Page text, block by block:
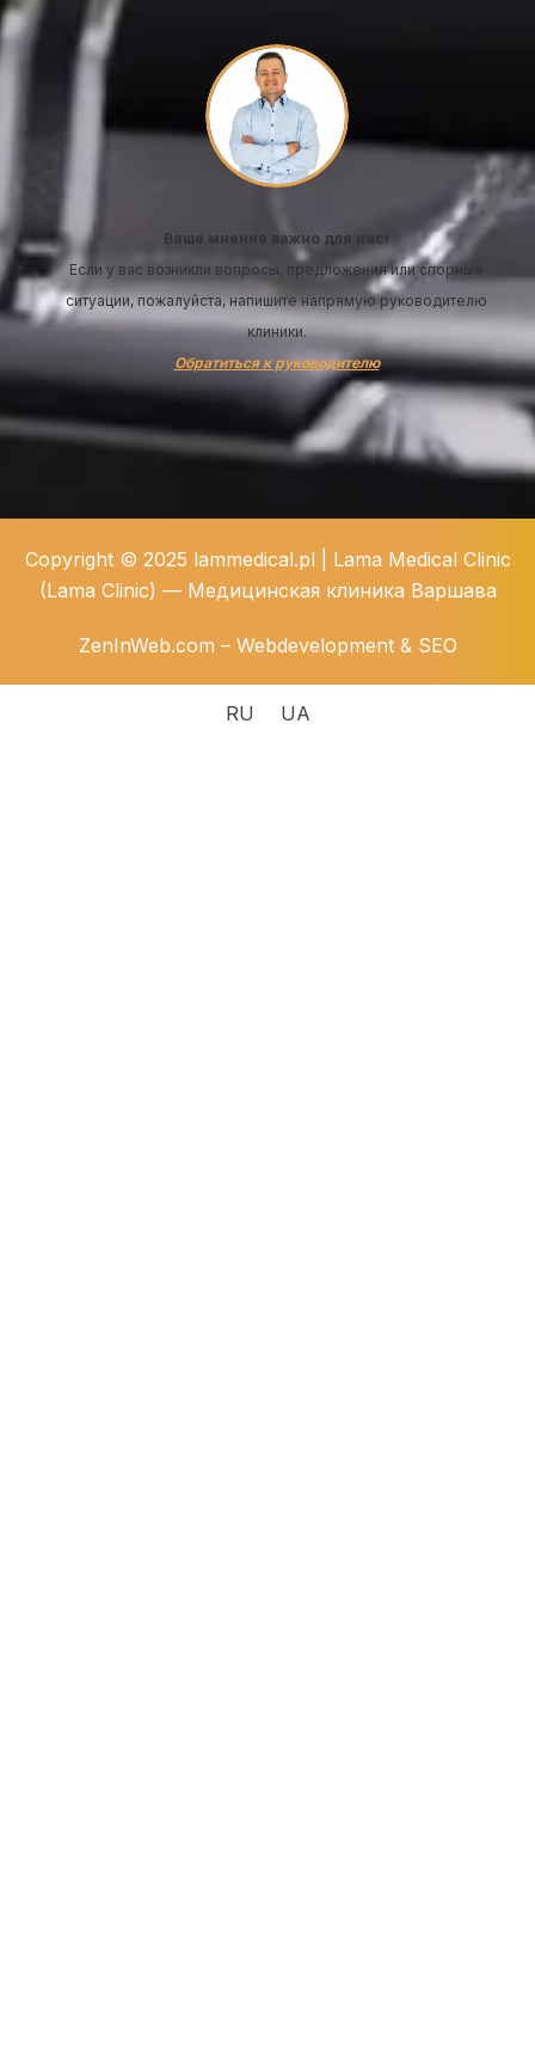
Ваше мнение важно для нас!
Если у вас возникли вопросы, предложения или спорные
ситуации, пожалуйста, напишите напрямую руководителю
клиники.
Обратиться к руководителю
Copyright © 2025 lammedical.pl | Lama Medical Clinic
(Lama Clinic) — Медицинская клиника Варшава
ZenInWeb.com – Webdevelopment & SEO
RU UA